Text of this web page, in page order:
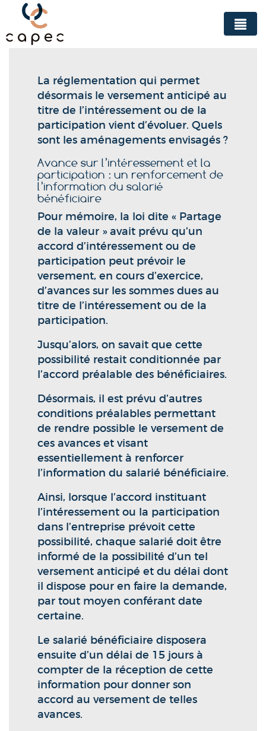
Panneau de gestion des cookies
La réglementation qui permet
désormais le versement anticipé au
titre de l’intéressement ou de la
participation vient d’évoluer. Quels
sont les aménagements envisagés ?
Avance sur l’intéressement et la
participation : un renforcement de
l’information du salarié
bénéficiaire
Pour mémoire, la loi dite « Partage
de la valeur » avait prévu qu’un
accord d’intéressement ou de
participation peut prévoir le
versement, en cours d’exercice,
d’avances sur les sommes dues au
titre de l’intéressement ou de la
participation.
Jusqu’alors, on savait que cette
possibilité restait conditionnée par
l’accord préalable des bénéficiaires.
Désormais, il est prévu d’autres
conditions préalables permettant
de rendre possible le versement de
ces avances et visant
essentiellement à renforcer
l’information du salarié bénéficiaire.
Ainsi, lorsque l’accord instituant
l’intéressement ou la participation
dans l’entreprise prévoit cette
possibilité, chaque salarié doit être
informé de la possibilité d’un tel
versement anticipé et du délai dont
il dispose pour en faire la demande,
par tout moyen conférant date
certaine.
Le salarié bénéficiaire disposera
ensuite d’un délai de 15 jours à
compter de la réception de cette
information pour donner son
accord au versement de telles
avances.